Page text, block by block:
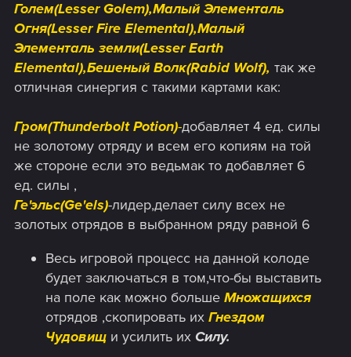
Голем(Lesser Golem),Малый Элементаль
Огня(Lesser Fire Elemental),Малый
Элементаль земли(Lesser Earth
Elemental),Бешеный Волк(Rabid Wolf), так же
отличная синергия с такими картами как:
Гром(Thunderbolt Potion)-добавляет 4 ед. силы
не золотому отряду и всем его копиям на той
же стороне если это ведьмак то добавляет 6
ед. силы ,
Ге'эльс(Ge'els)-лидер,делает силу всех не
золотых отрядов в выбранном ряду равной 6
Весь игровой процесс на данной колоде
будет заключаться в том,что-бы выставить
на поле как можно больше Множащихся
отрядов ,скопировать их Гнездом
Чудовищ и усилить их Силу.